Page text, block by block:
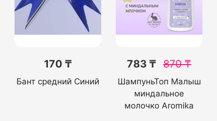
170 ₸
Бант средний Синий
783 ₸ 870₸
ШампуньТоп Малыш
миндальное
молочко Aromika